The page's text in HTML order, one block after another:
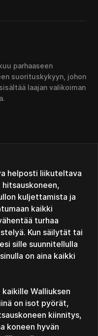
parhaaseen
suorituskykyyn, johon
laajan valikoiman
helposti liikuteltava
kuljettamista ja
kaikki
turhaa
Kun säilytät tai
sille suunnitellulla
on aina kaikki
Walliuksen
on isot pyörät,
kiinnitys,
koneen hyvän